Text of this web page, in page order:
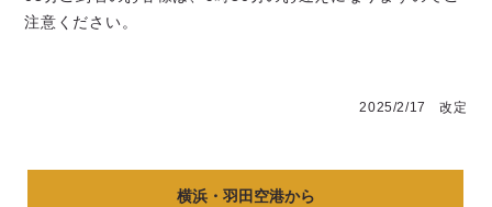
注意ください。
2025/2/17 改定
横浜・羽田空港から